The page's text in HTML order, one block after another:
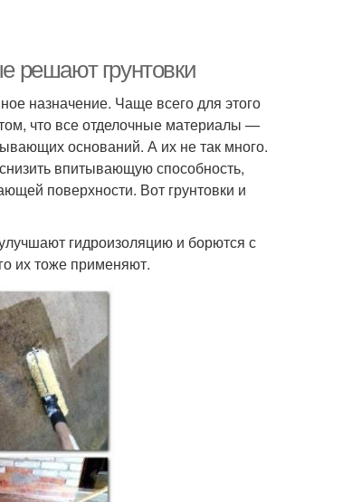
решают грунтовки
назначение. Чаще всего для этого
что все отделочные материалы —
оснований. А их не так много.
впитывающую способность,
поверхности. Вот грунтовки и
гидроизоляцию и борются с
их тоже применяют.